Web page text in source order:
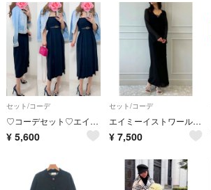
セット/コーデ
♡コーデセット♡エイミーイストワール ミーア ロイヤルパーティー リエンダ好
¥ 5,600
セット/コーデ
エイミーイストワール☆新品☆セットアップ
¥ 7,500